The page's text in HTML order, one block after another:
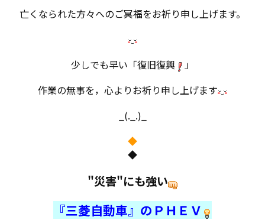
亡くなられた方々へのご冥福をお祈り申し上げます。
少しでも早い「復旧復興
」
作業の無事を，心よりお祈り申し上げます
_(._.)_
◆
◆
"災害"にも強い
『三菱自動車』のＰＨＥＶ